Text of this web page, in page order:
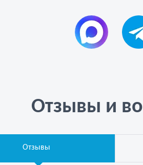
Отзывы и
Отзывы